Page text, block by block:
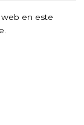
en este